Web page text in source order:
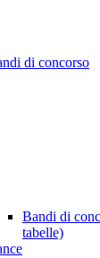
di concorso
Bandi di
tabelle)